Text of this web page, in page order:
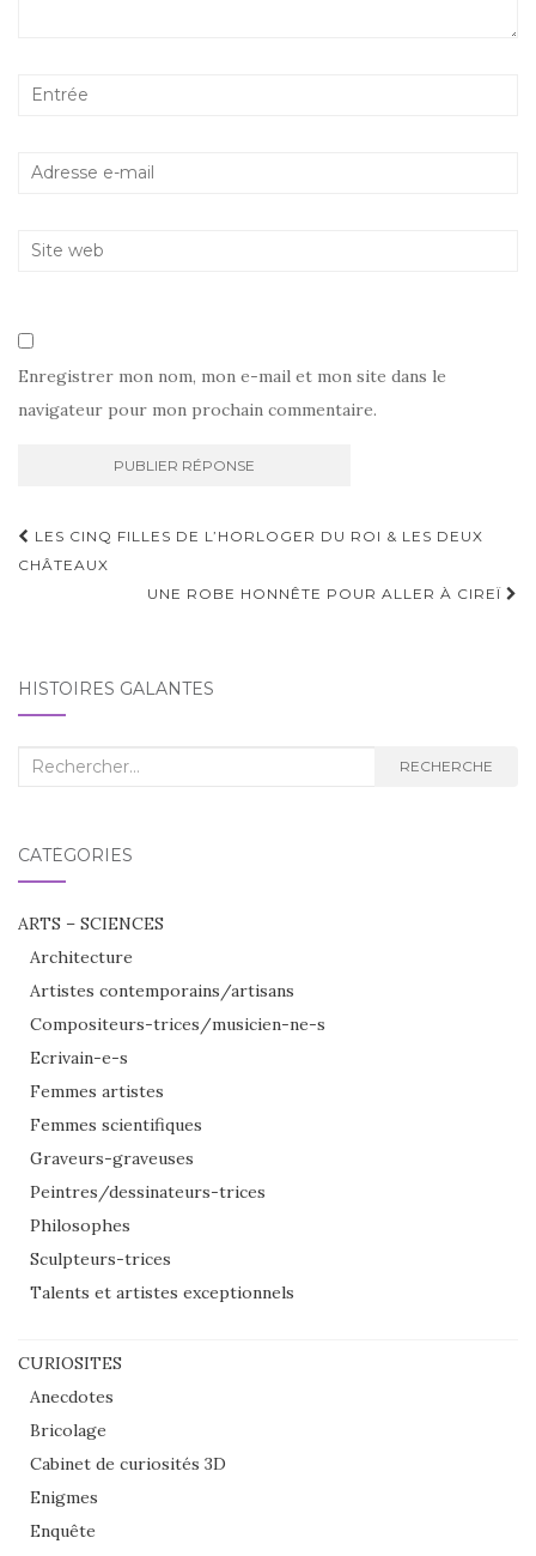
Enregistrer mon nom, mon e-mail et mon site dans le
navigateur pour mon prochain commentaire.
Navigation
d'article
LES CINQ FILLES DE L’HORLOGER DU ROI & LES DEUX
CHÂTEAUX
UNE ROBE HONNÊTE POUR ALLER À CIREÏ
HISTOIRES GALANTES
Recherche
RECHERCHE
CATÉGORIES
ARTS – SCIENCES
Architecture
Artistes contemporains/artisans
Compositeurs-trices/musicien-ne-s
Ecrivain-e-s
Femmes artistes
Femmes scientifiques
Graveurs-graveuses
Peintres/dessinateurs-trices
Philosophes
Sculpteurs-trices
Talents et artistes exceptionnels
CURIOSITES
Anecdotes
Bricolage
Cabinet de curiosités 3D
Enigmes
Enquête